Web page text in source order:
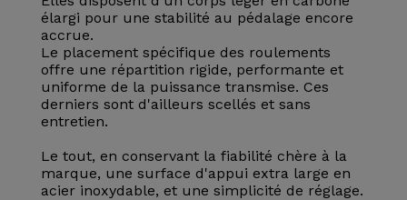
élargi pour une stabilité au pédalage encore
accrue.
Le placement spécifique des roulements
offre une répartition rigide, performante et
uniforme de la puissance transmise. Ces
derniers sont d'ailleurs scellés et sans
entretien.
Le tout, en conservant la fiabilité chère à la
marque, une surface d'appui extra large en
acier inoxydable, et une simplicité de réglage.